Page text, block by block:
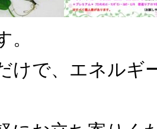
。
けで、エネルギ